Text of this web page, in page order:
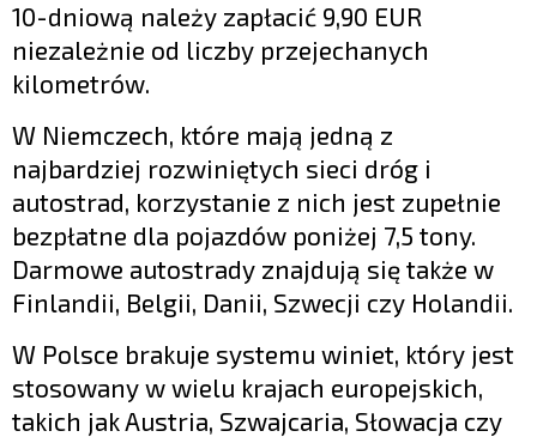
10-dniową należy zapłacić 9,90 EUR
niezależnie od liczby przejechanych
kilometrów.
W Niemczech, które mają jedną z
najbardziej rozwiniętych sieci dróg i
autostrad, korzystanie z nich jest zupełnie
bezpłatne dla pojazdów poniżej 7,5 tony.
Darmowe autostrady znajdują się także w
Finlandii, Belgii, Danii, Szwecji czy Holandii.
W Polsce brakuje systemu winiet, który jest
stosowany w wielu krajach europejskich,
takich jak Austria, Szwajcaria, Słowacja czy